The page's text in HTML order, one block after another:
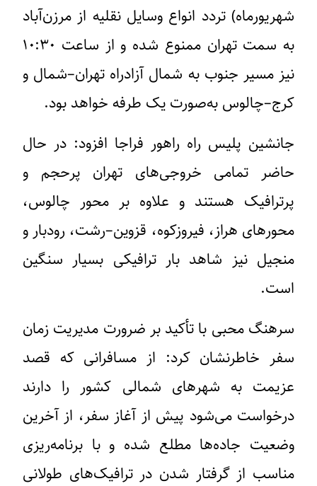
شهریورماه) تردد انواع وسایل نقلیه از مرزن‌آباد
به سمت تهران ممنوع شده و از ساعت ۱۰:۳۰
نیز مسیر جنوب به شمال آزادراه تهران–شمال و
کرج–چالوس به‌صورت یک طرفه خواهد بود.
جانشین پلیس راه راهور فراجا افزود: در حال
حاضر تمامی خروجی‌های تهران پرحجم و
پرترافیک هستند و علاوه بر محور چالوس،
محورهای هراز، فیروزکوه، قزوین–رشت، رودبار و
منجیل نیز شاهد بار ترافیکی بسیار سنگین
است.
سرهنگ محبی با تأکید بر ضرورت مدیریت زمان
سفر خاطرنشان کرد: از مسافرانی که قصد
عزیمت به شهرهای شمالی کشور را دارند
درخواست می‌شود پیش از آغاز سفر، از آخرین
وضعیت جاده‌ها مطلع شده و با برنامه‌ریزی
مناسب از گرفتار شدن در ترافیک‌های طولانی